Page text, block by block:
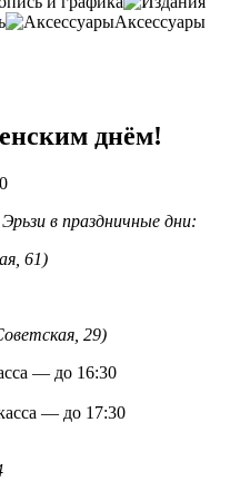
Аксессуары
днём!
в праздничные дни:
61)
29)
— до 16:30
— до 17:30